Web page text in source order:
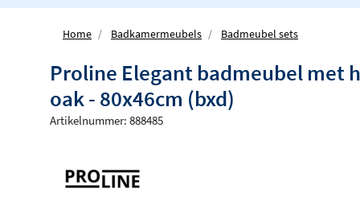
Home Badkamermeubels Badmeubel sets
Proline Elegant badmeubel met
oak - 80x46cm (bxd)
Artikelnummer: 888485